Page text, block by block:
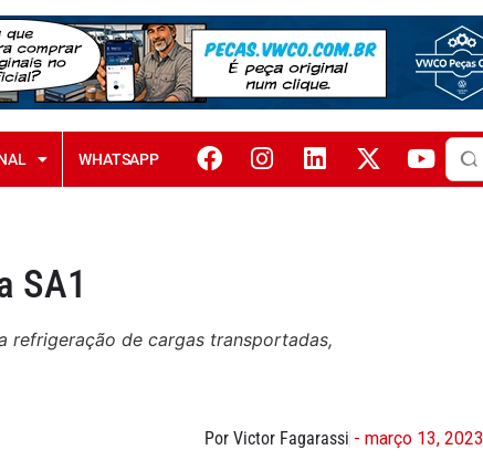
WHATSAPP
SA1
refrigeração de cargas transportadas,
Por Victor Fagarassi - março 13, 2023